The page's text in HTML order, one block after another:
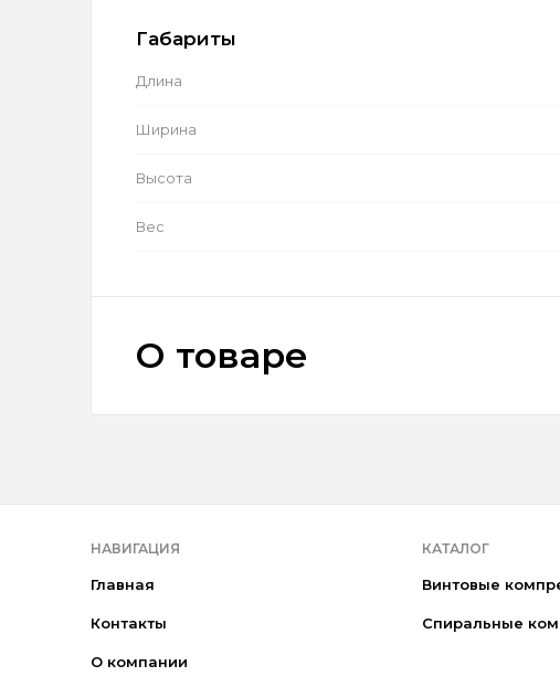
Габариты
Длина
Ширина
Высота
Вес
О товаре
НАВИГАЦИЯ
Главная
Контакты
О компании
КАТАЛОГ
Винтовые
Спиральные